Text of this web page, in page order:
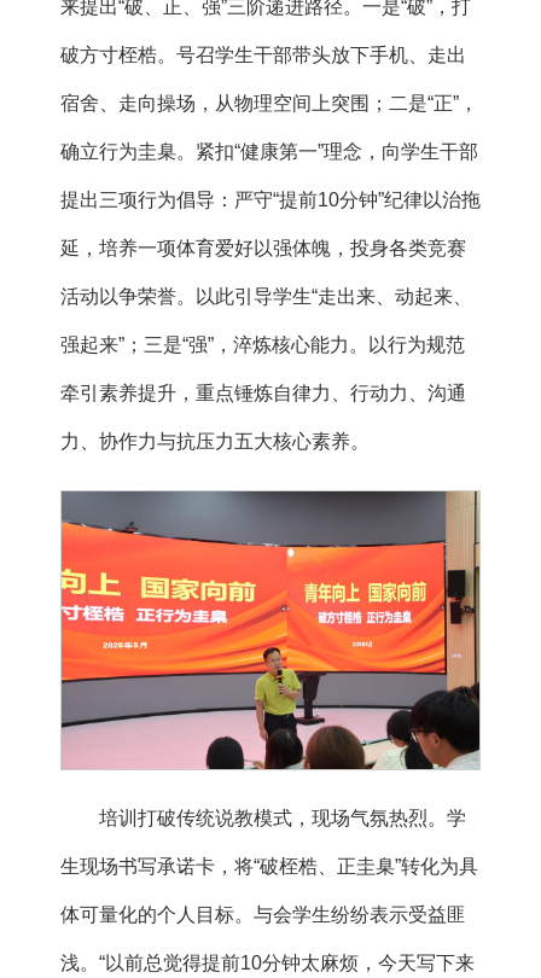
来提出“破、正、强”三阶递进路径。一是“破”，打
破方寸桎梏。号召学生干部带头放下手机、走出
宿舍、走向操场，从物理空间上突围；二是“正”，
确立行为圭臬。紧扣“健康第一”理念，向学生干部
提出三项行为倡导：严守“提前10分钟”纪律以治拖
延，培养一项体育爱好以强体魄，投身各类竞赛
活动以争荣誉。以此引导学生“走出来、动起来、
强起来”；三是“强”，淬炼核心能力。以行为规范
牵引素养提升，重点锤炼自律力、行动力、沟通
力、协作力与抗压力五大核心素养。
培训打破传统说教模式，现场气氛热烈。学
生现场书写承诺卡，将“破桎梏、正圭臬”转化为具
体可量化的个人目标。与会学生纷纷表示受益匪
浅。“以前总觉得提前10分钟太麻烦，今天写下来